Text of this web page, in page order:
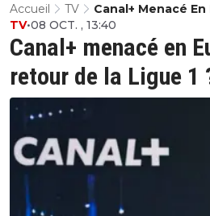
Accueil TV
Canal+ Menacé
La Ligue 1 ?
Canal+ menacé en
retour de la Ligue 1
TV•08 OCT. , 13:40